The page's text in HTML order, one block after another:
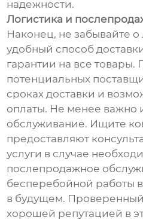
надежности.
Логистика и
Наконец, не забывайте
удобный способ
гарантии на все товары.
потенциальных
сроках доставки и
оплаты. Не менее важно
обслуживание. Ищите
предоставляют
услуги в случае
послепродажное
бесперебойной работы
в будущем.
хорошей репутацией в